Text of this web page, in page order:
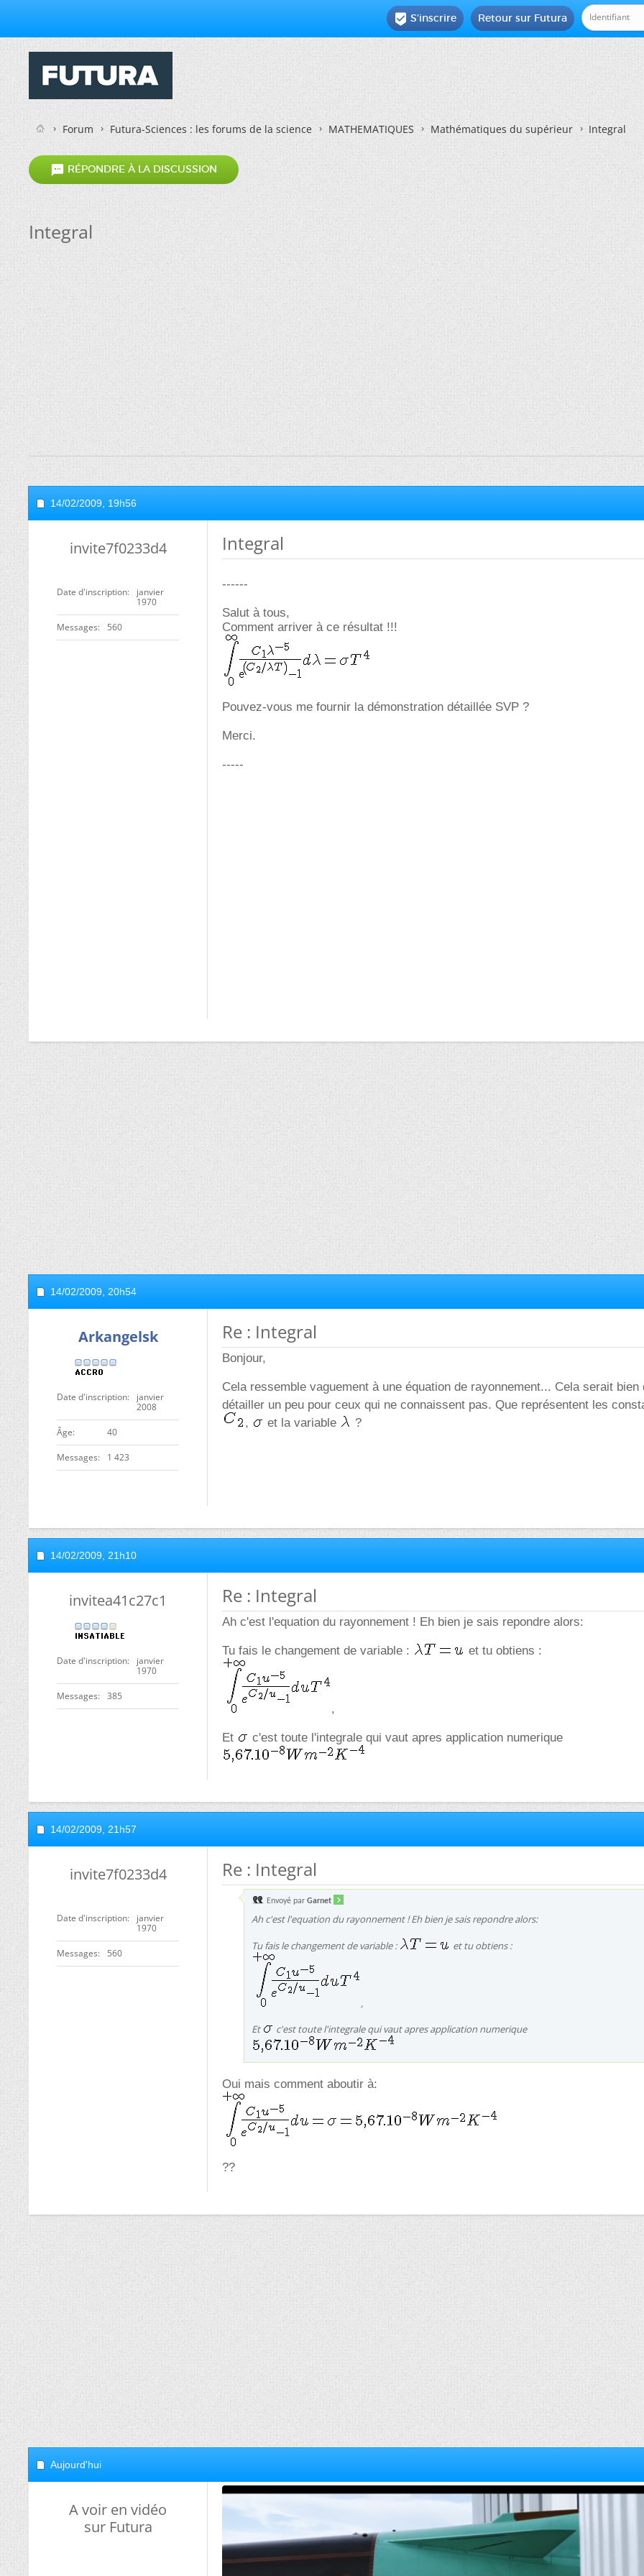
Retour sur Futura
 S'inscrire
Forum Futura-Sciences : les forums de la science MATHEMATIQUES Mathématiques du supérieur Integral
 RÉPONDRE À LA DISCUSSION
Integral
14/02/2009, 19h56
invite7f0233d4
Date d'inscription
janvier
1970
Messages 560
Integral
------
Salut à tous,
Comment arriver à ce résultat !!!
Pouvez-vous me fournir la démonstration détaillée SVP ?
Merci.
-----
14/02/2009, 20h54
Arkangelsk
Date d'inscription
janvier
2008
ge 40
Messages 1 423
Re : Integral
Bonjour,
Cela ressemble vaguement à une équation de rayonnement... Cela serait bien
détailler un peu pour ceux qui ne connaissent pas. Que représentent les
,
et la variable ?
14/02/2009, 21h10
invitea41c27c1
Date d'inscription
janvier
1970
Messages 385
Re : Integral
Ah c'est l'equation du rayonnement ! Eh bien je sais repondre alors:
Tu fais le changement de variable : et tu obtiens :
,
Et c'est toute l'integrale qui vaut apres application numerique
14/02/2009, 21h57
invite7f0233d4
Date d'inscription
janvier
1970
Messages 560
Re : Integral
Envoyé par Garnet
Ah c'est l'equation du rayonnement ! Eh bien je sais repondre alors:
Tu fais le changement de variable : et tu obtiens :
,
Et
c'est toute l'integrale qui vaut apres application numerique
Oui mais comment aboutir à:
??
Aujourd'hui
A voir en vidéo
sur Futura